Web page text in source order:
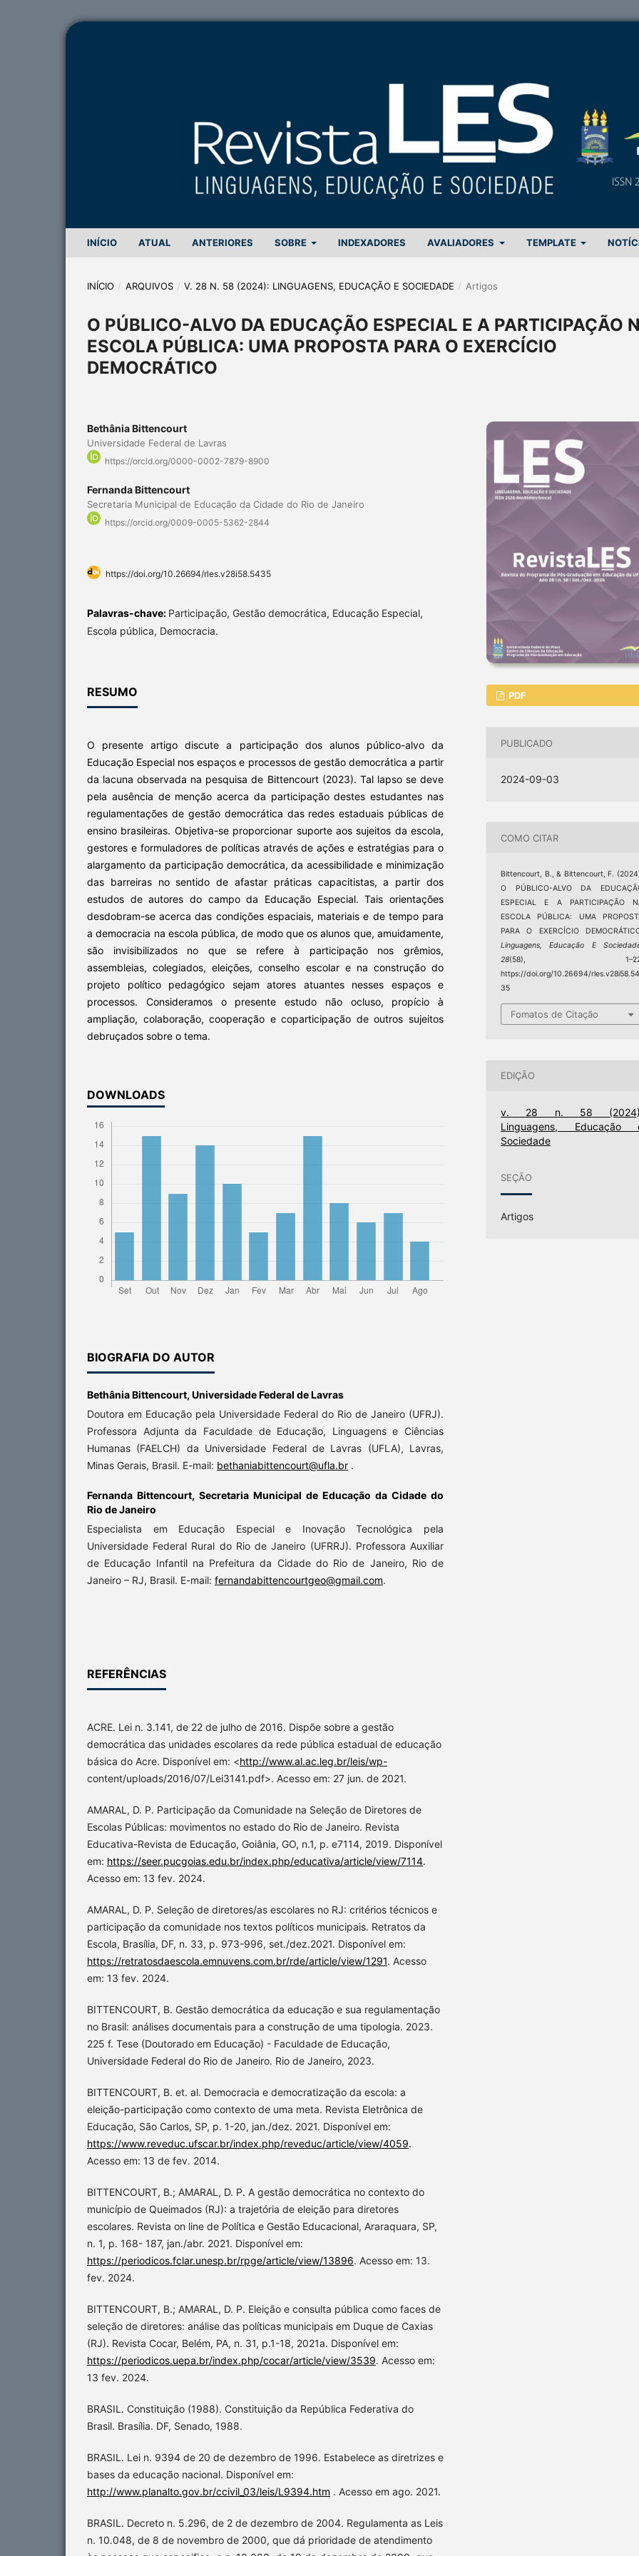
INÍCIO ATUAL ANTERIORES SOBRE INDEXADORES AVALIADORES TEMPLATE
INÍCIO / ARQUIVOS / V. 28 N. 58 (2024): LINGUAGENS, EDUCAÇÃO E SOCIEDADE / Artigos
O PÚBLICO-ALVO DA EDUCAÇÃO ESPECIAL E A PARTICIPAÇÃO
ESCOLA PÚBLICA: UMA PROPOSTA PARA O EXERCÍCIO
DEMOCRÁTICO
Bethânia Bittencourt
Universidade Federal de Lavras
https://orcid.org/0000-0002-7879-8900
Fernanda Bittencourt
Secretaria Municipal de Educação da Cidade do Rio de Janeiro
https://orcid.org/0009-0005-5362-2844
https://doi.org/10.26694/rles.v28i58.5435
Palavras-chave: Participação, Gestão democrática, Educação Especial,
Escola pública, Democracia.
RESUMO
O presente artigo discute a participação dos alunos público-alvo da
Educação Especial nos espaços e processos de gestão democrática a partir
da lacuna observada na pesquisa de Bittencourt (2023). Tal lapso se deve
pela ausência de menção acerca da participação destes estudantes nas
regulamentações de gestão democrática das redes estaduais públicas de
ensino brasileiras. Objetiva-se proporcionar suporte aos sujeitos da escola,
gestores e formuladores de políticas através de ações e estratégias para o
alargamento da participação democrática, da acessibilidade e minimização
das barreiras no sentido de afastar práticas capacitistas, a partir dos
estudos de autores do campo da Educação Especial. Tais orientações
desdobram-se acerca das condições espaciais, materiais e de tempo para
a democracia na escola pública, de modo que os alunos que, amuidamente,
são invisibilizados no que se refere à participação nos grêmios,
assembleias, colegiados, eleições, conselho escolar e na construção do
projeto político pedagógico sejam atores atuantes nesses espaços e
processos. Consideramos o presente estudo não ocluso, propício à
ampliação, colaboração, cooperação e coparticipação de outros sujeitos
debruçados sobre o tema.
DOWNLOADS
BIOGRAFIA DO AUTOR
Bethânia Bittencourt, Universidade Federal de Lavras
Doutora em Educação pela Universidade Federal do Rio de Janeiro (UFRJ).
Professora Adjunta da Faculdade de Educação, Linguagens e Ciências
Humanas (FAELCH) da Universidade Federal de Lavras (UFLA), Lavras,
Minas Gerais, Brasil. E-mail: bethaniabittencourt@ufla.br .
Fernanda Bittencourt, Secretaria Municipal de Educação da Cidade do
Rio de Janeiro
Especialista em Educação Especial e Inovação Tecnológica pela
Universidade Federal Rural do Rio de Janeiro (UFRRJ). Professora Auxiliar
de Educação Infantil na Prefeitura da Cidade do Rio de Janeiro, Rio de
Janeiro – RJ, Brasil. E-mail: fernandabittencourtgeo@gmail.com.
REFERÊNCIAS
ACRE. Lei n. 3.141, de 22 de julho de 2016. Dispõe sobre a gestão
democrática das unidades escolares da rede pública estadual de educação
básica do Acre. Disponível em: <http://www.al.ac.leg.br/leis/wp-
content/uploads/2016/07/Lei3141.pdf>. Acesso em: 27 jun. de 2021.
AMARAL, D. P. Participação da Comunidade na Seleção de Diretores de
Escolas Públicas: movimentos no estado do Rio de Janeiro. Revista
Educativa-Revista de Educação, Goiânia, GO, n.1, p. e7114, 2019. Disponível
em: https://seer.pucgoias.edu.br/index.php/educativa/article/view/7114.
Acesso em: 13 fev. 2024.
AMARAL, D. P. Seleção de diretores/as escolares no RJ: critérios técnicos e
participação da comunidade nos textos políticos municipais. Retratos da
Escola, Brasília, DF, n. 33, p. 973-996, set./dez.2021. Disponível em:
https://retratosdaescola.emnuvens.com.br/rde/article/view/1291. Acesso
em: 13 fev. 2024.
BITTENCOURT, B. Gestão democrática da educação e sua regulamentação
no Brasil: análises documentais para a construção de uma tipologia. 2023.
225 f. Tese (Doutorado em Educação) - Faculdade de Educação,
Universidade Federal do Rio de Janeiro. Rio de Janeiro, 2023.
BITTENCOURT, B. et. al. Democracia e democratização da escola: a
eleição-participação como contexto de uma meta. Revista Eletrônica de
Educação, São Carlos, SP, p. 1-20, jan./dez. 2021. Disponível em:
https://www.reveduc.ufscar.br/index.php/reveduc/article/view/4059.
Acesso em: 13 de fev. 2014.
BITTENCOURT, B.; AMARAL, D. P. A gestão democrática no contexto do
município de Queimados (RJ): a trajetória de eleição para diretores
escolares. Revista on line de Política e Gestão Educacional, Araraquara, SP,
n. 1, p. 168- 187, jan./abr. 2021. Disponível em:
https://periodicos.fclar.unesp.br/rpge/article/view/13896. Acesso em: 13.
fev. 2024.
BITTENCOURT, B.; AMARAL, D. P. Eleição e consulta pública como faces de
seleção de diretores: análise das políticas municipais em Duque de Caxias
(RJ). Revista Cocar, Belém, PA, n. 31, p.1-18, 2021a. Disponível em:
https://periodicos.uepa.br/index.php/cocar/article/view/3539. Acesso em:
13 fev. 2024.
BRASIL. Constituição (1988). Constituição da República Federativa do
Brasil. Brasília. DF, Senado, 1988.
BRASIL. Lei n. 9394 de 20 de dezembro de 1996. Estabelece as diretrizes e
bases da educação nacional. Disponível em:
http://www.planalto.gov.br/ccivil_03/leis/L9394.htm . Acesso em ago. 2021.
BRASIL. Decreto n. 5.296, de 2 de dezembro de 2004. Regulamenta as Leis
n. 10.048, de 8 de novembro de 2000, que dá prioridade de atendimento
PDF
PUBLICADO
2024-09-03
COMO CITAR
Bittencourt, B., & Bittencourt, F.
O PÚBLICO-ALVO DA
ESPECIAL E A PARTICIPAÇÃO
ESCOLA PÚBLICA: UMA
PARA O EXERCÍCIO
Linguagens, Educação E
28(58),
https://doi.org/10.26694/rles.v28i58.54
35
Fomatos de Citação
EDIÇÃO
v. 28 n. 58
Linguagens, Educação
Sociedade
SEÇÃO
Artigos